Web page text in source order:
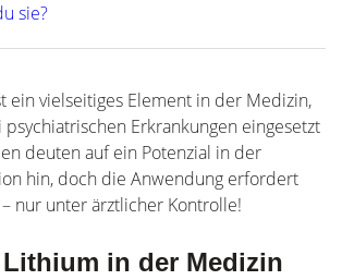
sie?
ein vielseitiges Element in der Medizin,
Erkrankungen eingesetzt
deuten auf ein Potenzial in der
hin, doch die Anwendung erfordert
nur unter ärztlicher Kontrolle!
in der Medizin